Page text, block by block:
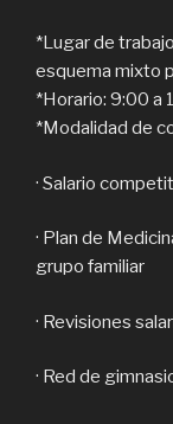
*Lugar de
esquema mixto
*Horario: 9:00 a
*Modalidad de
· Salario
· Plan de
grupo familiar
· Revisiones
· Red de